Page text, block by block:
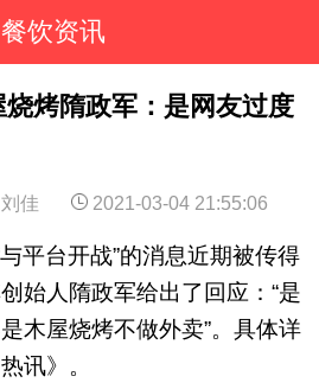
餐饮资讯
烤隋政军：是网友过度
佳 2021-03-04 21:55:06
平台开战”的消息近期被传得
始人隋政军给出了回应：“是
木屋烧烤不做外卖”。具体详
讯》。